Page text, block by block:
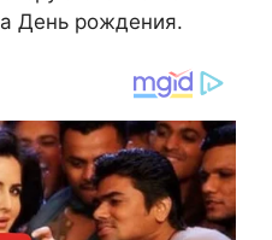
День рождения.